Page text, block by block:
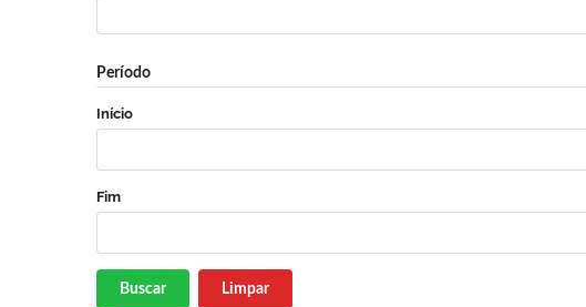
Período
Início
Fim
Buscar Limpar